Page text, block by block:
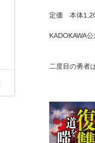
定価 本体
KADOKAWA
二度目の勇者